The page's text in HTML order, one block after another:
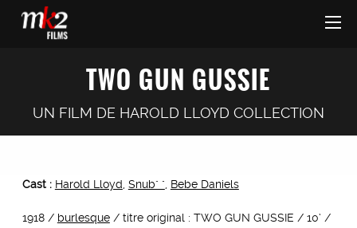
TWO GUN GUSSIE
UN FILM DE HAROLD LLOYD COLLECTION
Cast : Harold Lloyd Snub" " Bebe Daniels
1918 / burlesque/ titre original : TWO GUN GUSSIE / 10’ /